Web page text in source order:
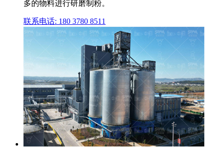
多的物料进行研磨制粉。
联系电话: 180 3780 8511